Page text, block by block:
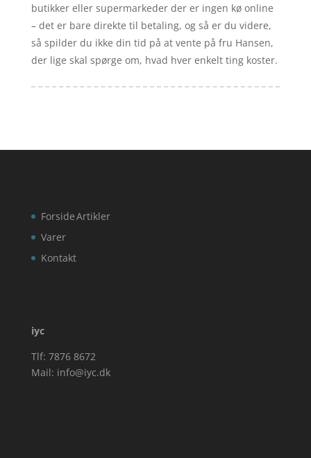
butikker eller supermarkeder der er ingen kø online
– det er bare direkte til betaling, og så er du videre,
så spilder du ikke din tid på at vente på fru Hansen,
der lige skal spørge om, hvad hver enkelt ting koster.
Forside
Varer
Kontakt
Artikler
iyc
Tlf: 7876 8672
Mail: info@iyc.dk